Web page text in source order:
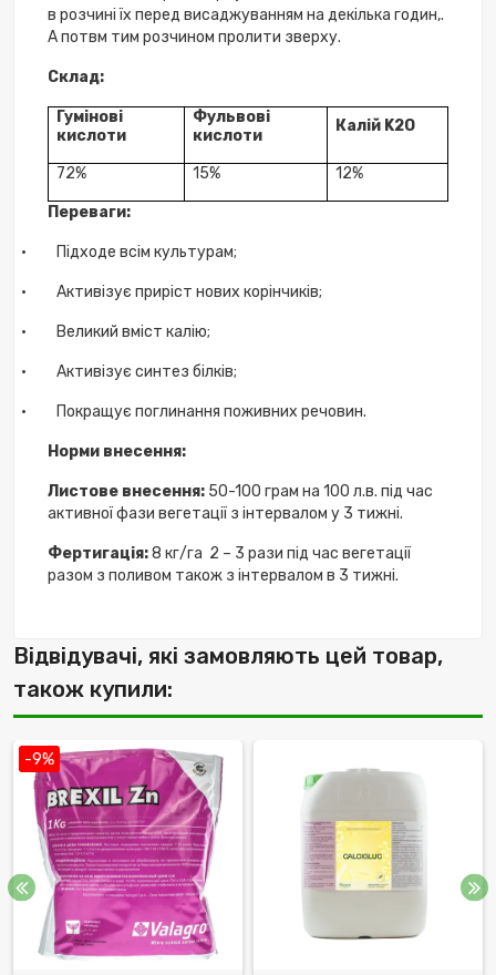
в розчині їх перед висаджуванням на декілька годин,.
А потвм тим розчином пролити зверху.
Склад:
Гумінові
кислоти
Фульвові
кислоти
Калій K2O
72% 15% 12%
Переваги:
· Підходе всім культурам;
· Активізує приріст нових корінчиків;
· Великий вміст калію;
· Активізує синтез білків;
· Покращує поглинання поживних речовин.
Норми внесення:
Листове внесення: 50-100 грам на 100 л.в. під час
активної фази вегетації з інтервалом у 3 тижні.
Фертигація:8 кг/га 2 – 3 рази під час вегетації
разом з поливом також з інтервалом в 3 тижні.
Відвідувачі, які замовляють цей товар,
також купили:
-9%